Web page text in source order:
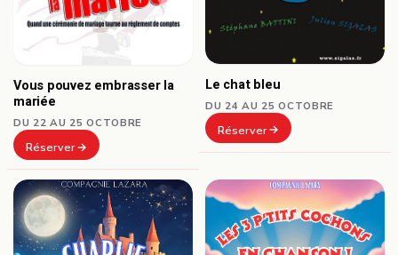
Vous pouvez embrasser la
mariée
DU 22 AU 25 OCTOBRE
Réserver
Le chat bleu
DU 24 AU 25 OCTOBRE
Réserver